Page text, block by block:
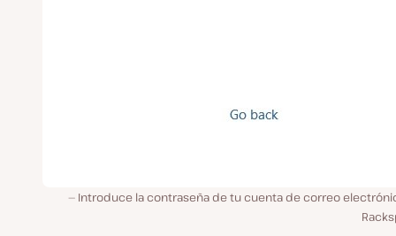
Introduce la contraseña de tu cuenta de correo